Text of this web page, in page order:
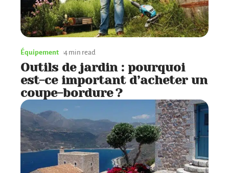
Équipement 4 min read
Outils de jardin : pourquoi
est-ce important d’acheter un
coupe-bordure ?